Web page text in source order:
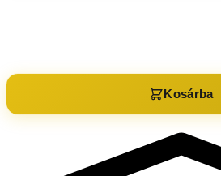
Kosárba